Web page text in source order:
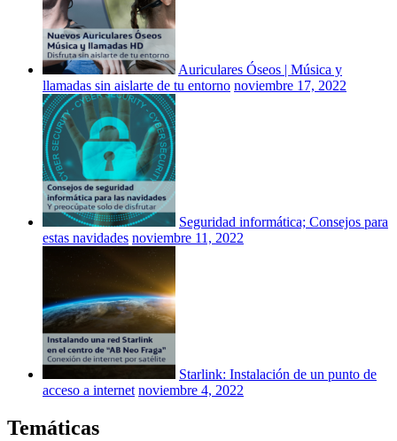
Auriculares Óseos | Música y
llamadas sin aislarte de tu entorno noviembre 17, 2022
Seguridad informática; Consejos para
estas navidades noviembre 11, 2022
Starlink: Instalación de un punto de
acceso a internet noviembre 4, 2022
Temáticas